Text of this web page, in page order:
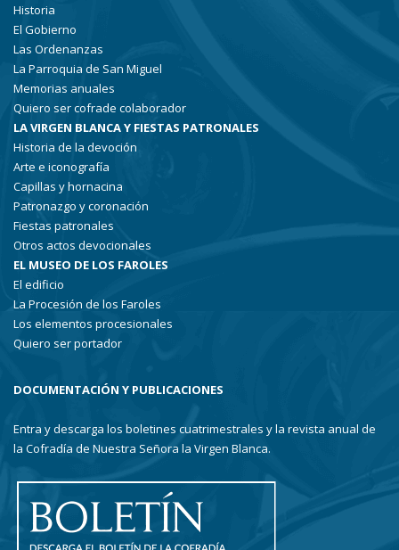
Historia
El Gobierno
Las Ordenanzas
La Parroquia de San Miguel
Memorias anuales
Quiero ser cofrade colaborador
LA VIRGEN BLANCA Y FIESTAS PATRONALES
Historia de la devoción
Arte e iconografía
Capillas y hornacina
Patronazgo y coronación
Fiestas patronales
Otros actos devocionales
EL MUSEO DE LOS FAROLES
El edificio
La Procesión de los Faroles
Los elementos procesionales
Quiero ser portador
DOCUMENTACIÓN Y PUBLICACIONES
Entra y descarga los boletines cuatrimestrales y la revista anual de
la Cofradía de Nuestra Señora la Virgen Blanca.